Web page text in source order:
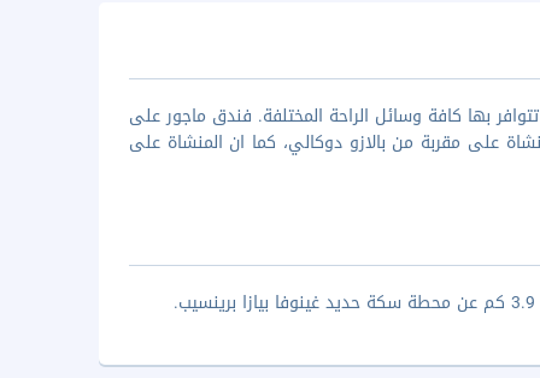
بها كافة وسائل الراحة المختلفة. فندق ماجور على
على مقربة من بالازو دوكالي، كما ان المنشاة على